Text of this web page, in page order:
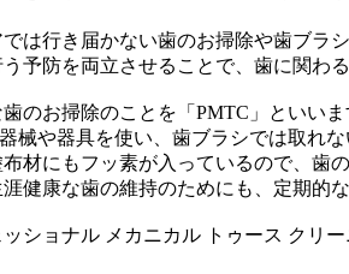
は行き届かない歯のお掃除や歯ブラ
予防を両立させることで、歯に関わ
のお掃除のことを「PMTC」といいま
器械や器具を使い、歯ブラシでは取れ
材にもフッ素が入っているので、歯
健康な歯の維持のためにも、定期的
ショナル メカニカル トゥース クリー